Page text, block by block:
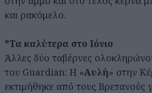
και ρακόμελο.
*Τα καλύτερα στο Ιόνιο
Άλλες δύο ταβέρνες
του Guardian: Η «Αυλή» στην
εκτιμήθηκε από τους Βρετανούς